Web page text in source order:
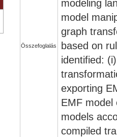
Összefoglalás
modeling
model
graph
based on
identified:
exporting
EMF model
models
compiled